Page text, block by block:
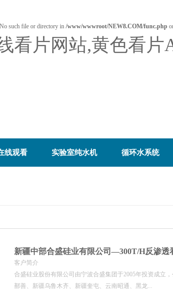
such file or directory in /www/wwwroot/NEW8.COM/func.php
看片网站,黄色看片
线观看 实验室纯水机 循环水系统
新疆中部合盛硅业有限公司—300T/H反渗透
客户简介
合盛硅业股份有限公司由宁波合盛集团于2005年投资成立
鄯善、新疆乌鲁木齐、新疆奎屯、云南昭通、黑龙...